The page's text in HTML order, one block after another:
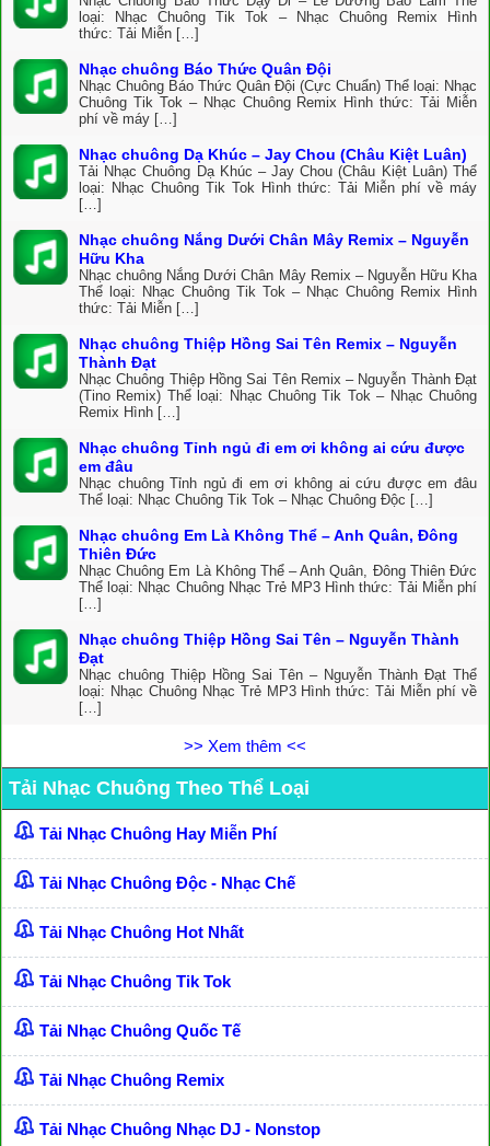
loại: Nhạc Chuông Tik Tok – Nhạc Chuông Remix Hình
thức: Tải Miễn […]
Nhạc chuông Báo Thức Quân Đội
Nhạc Chuông Báo Thức Quân Đội (Cực Chuẩn) Thể loại: Nhạc
Chuông Tik Tok – Nhạc Chuông Remix Hình thức: Tải Miễn
phí về máy […]
Nhạc chuông Dạ Khúc – Jay Chou (Châu Kiệt Luân)
Tải Nhạc Chuông Dạ Khúc – Jay Chou (Châu Kiệt Luân) Thể
loại: Nhạc Chuông Tik Tok Hình thức: Tải Miễn phí về máy
[…]
Nhạc chuông Nắng Dưới Chân Mây Remix – Nguyễn
Hữu Kha
Nhạc chuông Nắng Dưới Chân Mây Remix – Nguyễn Hữu Kha
Thể loại: Nhạc Chuông Tik Tok – Nhạc Chuông Remix Hình
thức: Tải Miễn […]
Nhạc chuông Thiệp Hồng Sai Tên Remix – Nguyễn
Thành Đạt
Nhạc Chuông Thiệp Hồng Sai Tên Remix – Nguyễn Thành Đạt
(Tino Remix) Thể loại: Nhạc Chuông Tik Tok – Nhạc Chuông
Remix Hình […]
Nhạc chuông Tỉnh ngủ đi em ơi không ai cứu được
em đâu
Nhạc chuông Tỉnh ngủ đi em ơi không ai cứu được em đâu
Thể loại: Nhạc Chuông Tik Tok – Nhạc Chuông Độc […]
Nhạc chuông Em Là Không Thể – Anh Quân, Đông
Thiên Đức
Nhạc Chuông Em Là Không Thể – Anh Quân, Đông Thiên Đức
Thể loại: Nhạc Chuông Nhạc Trẻ MP3 Hình thức: Tải Miễn phí
[…]
Nhạc chuông Thiệp Hồng Sai Tên – Nguyễn Thành
Đạt
Nhạc chuông Thiệp Hồng Sai Tên – Nguyễn Thành Đạt Thể
loại: Nhạc Chuông Nhạc Trẻ MP3 Hình thức: Tải Miễn phí về
[…]
>> Xem thêm <<
Tải Nhạc Chuông Theo Thể Loại
Tải Nhạc Chuông Hay Miễn Phí
Tải Nhạc Chuông Độc - Nhạc Chế
Tải Nhạc Chuông Hot Nhất
Tải Nhạc Chuông Tik Tok
Tải Nhạc Chuông Quốc Tế
Tải Nhạc Chuông Remix
Tải Nhạc Chuông Nhạc DJ - Nonstop